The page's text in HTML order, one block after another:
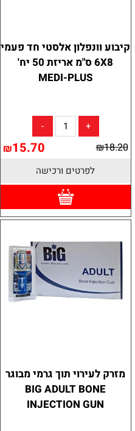
קיבוע וונפלון אלסטי חד פעמי
6X8 ס"מ אריזת 50 יח'
MEDI-PLUS
₪18.20
₪15.70
לפרטים ורכישה
מזרק לעירוי תוך גרמי מבוגר
BIG ADULT BONE
INJECTION GUN